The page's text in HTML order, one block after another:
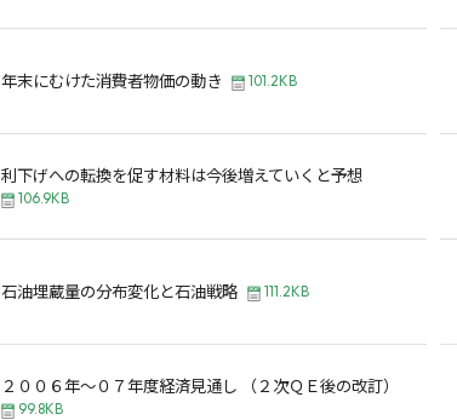
年末にむけた消費者物価の動き 101.2KB
利下げへの転換を促す材料は今後増えていくと予想
106.9KB
石油埋蔵量の分布変化と石油戦略 111.2KB
２００６年～０７年度経済見通し （２次ＱＥ後の改訂）
99.8KB